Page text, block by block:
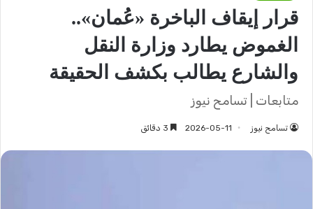
قرار إيقاف الباخرة «عُمان»..
الغموض يطارد وزارة النقل
والشارع يطالب بكشف الحقيقة
متابعات | تسامح نيوز
تسامح نيوز 2026-05-11